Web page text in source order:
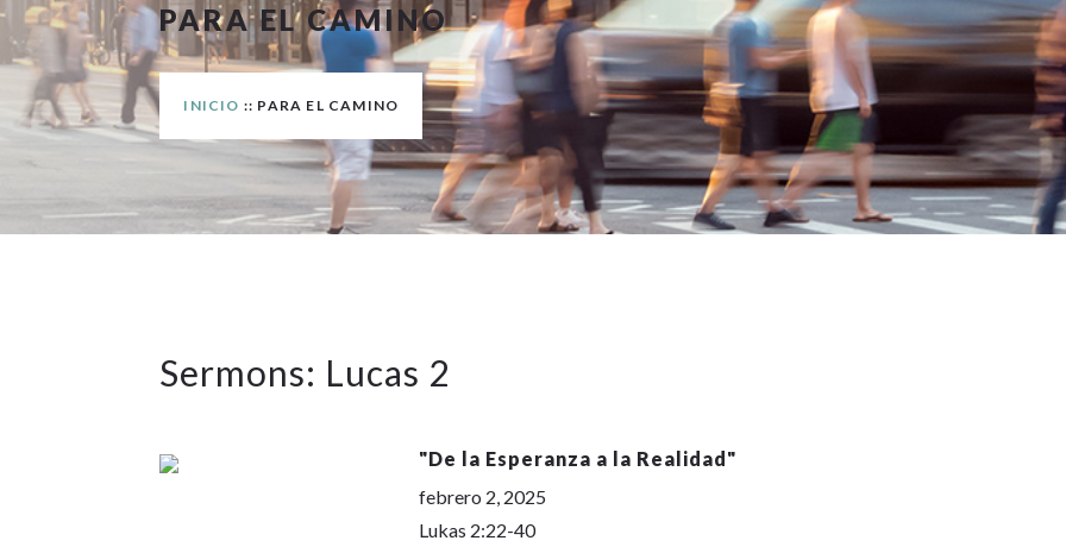
PARA EL CAMINO
INICIO :: PARA EL CAMINO
Sermons: Lucas 2
"De la Esperanza a la Realidad"
febrero 2, 2025
Lukas 2:22-40